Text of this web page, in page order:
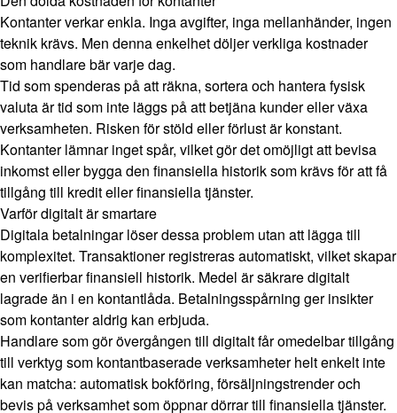
Kontanter verkar enkla. Inga avgifter, inga mellanhänder, ingen
teknik krävs. Men denna enkelhet döljer verkliga kostnader
som handlare bär varje dag.
Tid som spenderas på att räkna, sortera och hantera fysisk
valuta är tid som inte läggs på att betjäna kunder eller växa
verksamheten. Risken för stöld eller förlust är konstant.
Kontanter lämnar inget spår, vilket gör det omöjligt att bevisa
inkomst eller bygga den finansiella historik som krävs för att få
tillgång till kredit eller finansiella tjänster.
Varför digitalt är smartare
Digitala betalningar löser dessa problem utan att lägga till
komplexitet. Transaktioner registreras automatiskt, vilket skapar
en verifierbar finansiell historik. Medel är säkrare digitalt
lagrade än i en kontantlåda. Betalningsspårning ger insikter
som kontanter aldrig kan erbjuda.
Handlare som gör övergången till digitalt får omedelbar tillgång
till verktyg som kontantbaserade verksamheter helt enkelt inte
kan matcha: automatisk bokföring, försäljningstrender och
bevis på verksamhet som öppnar dörrar till finansiella tjänster.